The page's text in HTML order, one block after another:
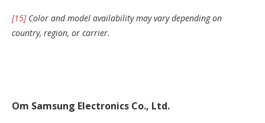
[15]Color and model availability may vary depending on
country, region, or carrier.
Om Samsung Electronics Co., Ltd.